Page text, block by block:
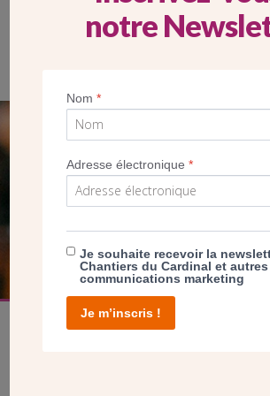
Remise du prix lors de la soirée des Prix
SEUL VOTRE DON
NOUS PERMET D’AGIR
FAIRE UN DON
notre
Nom*
Adresse électronique*
Je souhaite recevoir la
Chantiers du Cardinal et autres
communications marketing
Je m’inscris !